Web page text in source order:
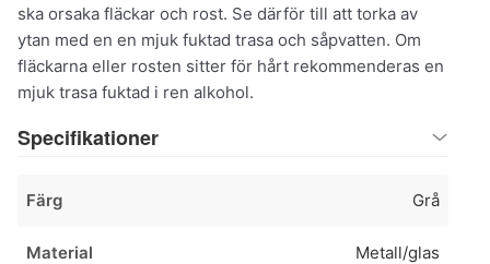
ska orsaka fläckar och rost. Se därför till att torka av
ytan med en en mjuk fuktad trasa och såpvatten. Om
fläckarna eller rosten sitter för hårt rekommenderas en
mjuk trasa fuktad i ren alkohol.
Specifikationer
Färg Grå
Material Metall/glas